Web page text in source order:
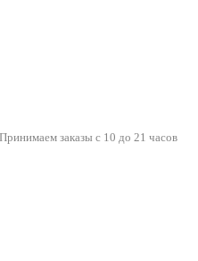
заказы с 10 до 21 часов